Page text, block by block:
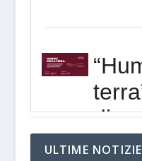
ULTIME NOTIZIE